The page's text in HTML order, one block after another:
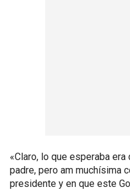
«Claro, lo que esperaba
padre, pero am muchísima
presidente y en que este